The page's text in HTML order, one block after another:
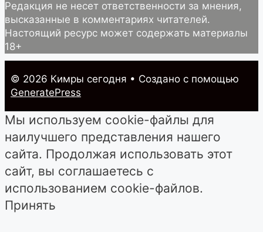
Редакция не несет ответственности за мнения,
высказанные в комментариях читателей.
Настоящий ресурс может содержать материалы
18+
© 2026 Кимры cегодня • Создано с помощью
GeneratePress
Мы используем cookie-файлы для
наилучшего представления нашего
сайта. Продолжая использовать этот
сайт, вы соглашаетесь с
использованием cookie-файлов.
Принять